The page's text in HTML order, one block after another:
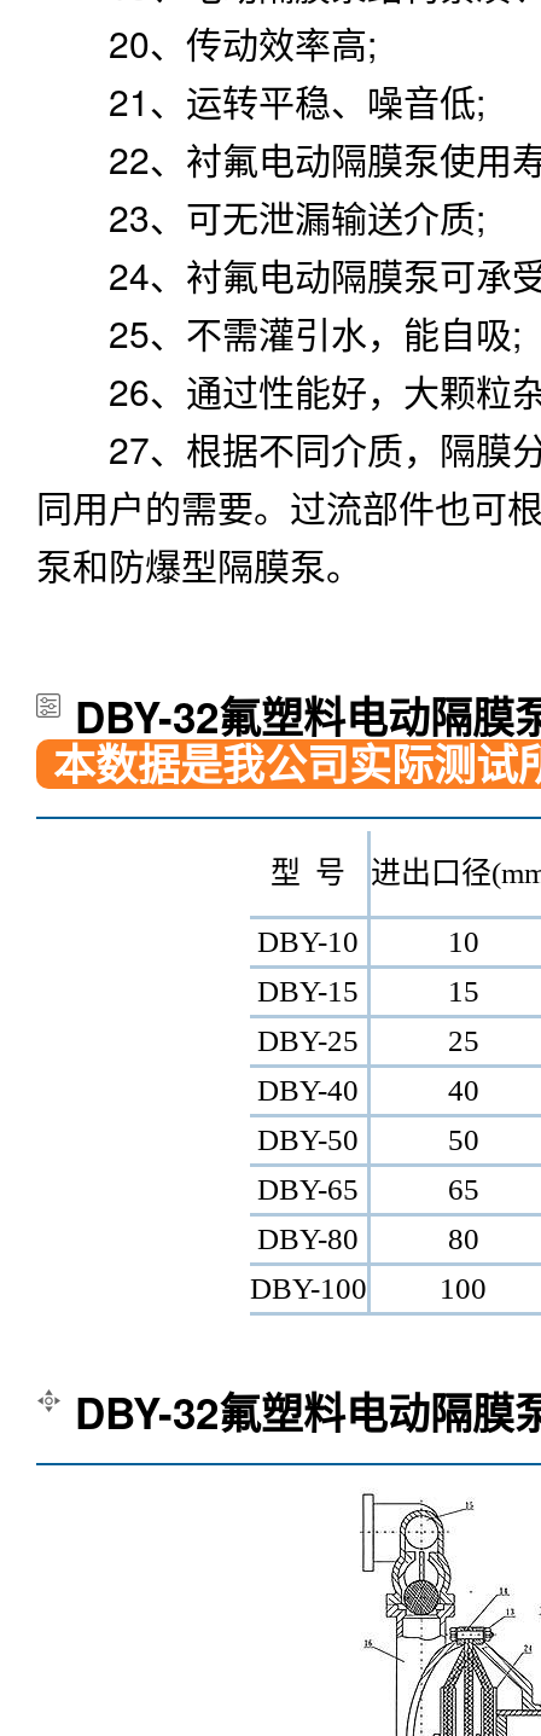
20、传动效率高;
21、运转平稳、噪音低;
22、衬氟电动隔膜泵使用
23、可无泄漏输送介质;
24、衬氟电动隔膜泵可承
25、不需灌引水，能自吸;
26、通过性能好，大颗粒
27、根据不同介质，隔膜分
同用户的需要。过流部件也可
泵和防爆型隔膜泵。
DBY-32氟塑料电动隔膜
本数据是我公司实际测
型 号 进出口径
DBY-10
10
DBY-15
15
DBY-25
25
DBY-40
40
DBY-50
50
DBY-65
65
DBY-80
80
DBY-100
100
DBY-32氟塑料电动隔膜